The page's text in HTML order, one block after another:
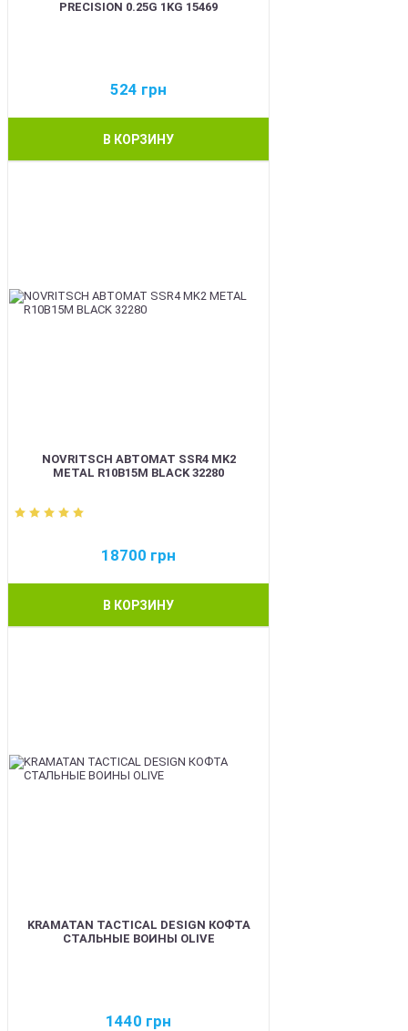
PRECISION 0.25G 1KG 15469
524 грн
В КОРЗИНУ
NOVRITSCH АВТОМАТ SSR4 MK2
METAL R10B15M BLACK 32280
18700 грн
В КОРЗИНУ
KRAMATAN TACTICAL DESIGN КОФТА
СТАЛЬНЫЕ ВОИНЫ OLIVE
1440 грн